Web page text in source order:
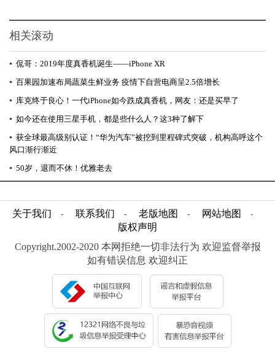
相关滚动
▪ 侃哥：2019年度真香机诞生——iPhone XR
▪ 百果园加速布局蔬菜生鲜业务 疫情下自营电商呈2.5倍增长
▪ 库克终于良心！一代iPhone如今跌成真香机，网友：还是买早了
▪ 如今还在使用三星手机，都是些什么人？这3种了解下
▪ 获全球最高级别认证！“华为汽车”被挖到里程碑式突破，机构高呼这个
风口渐行渐近
▪ 50岁，退而不休！优雅老去
关于我们 - 联系我们 - 老版地图 - 网站地图 -
版权声明
Copyright.2002-2020 本网拒绝一切非法行为 欢迎监督举报
如有错误信息 欢迎纠正